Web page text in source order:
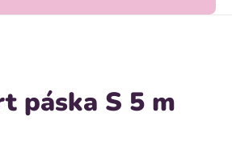
páska S 5 m